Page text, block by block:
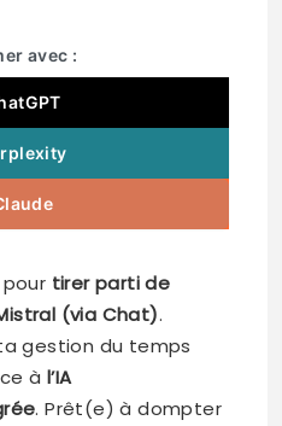
avec :
pour tirer parti de
(via Chat).
gestion du temps
à l’IA
. Prêt(e) à dompter